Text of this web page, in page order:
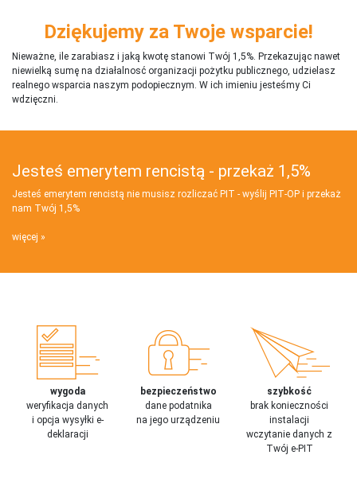
Dziękujemy za Twoje wsparcie!
Nieważne, ile zarabiasz i jaką kwotę stanowi Twój 1,5%. Przekazując nawet
niewielką sumę na działalnosć organizacji pożytku publicznego, udzielasz
realnego wsparcia naszym podopiecznym. W ich imieniu jesteśmy Ci
wdzięczni.
Jesteś emerytem rencistą - przekaż 1,5%
Jesteś emerytem rencistą nie musisz rozliczać PIT - wyślij PIT‑OP i przekaż
nam Twój 1,5%
więcej
wygoda
weryfikacja danych
i opcja wysyłki e-
deklaracji
bezpieczeństwo
dane podatnika
na jego urządzeniu
szybkość
brak konieczności
instalacji
wczytanie danych z
Twój e-PIT